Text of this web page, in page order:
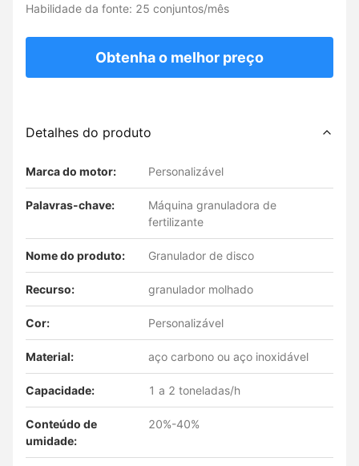
Habilidade da fonte: 25 conjuntos/mês
Obtenha o melhor preço
Detalhes do produto
Marca do motor: Personalizável
Palavras-chave:
Máquina granuladora de
fertilizante
Nome do produto: Granulador de disco
Recurso: granulador molhado
Cor: Personalizável
Material: aço carbono ou aço inoxidável
Capacidade: 1 a 2 toneladas/h
Conteúdo de
umidade:
20%-40%